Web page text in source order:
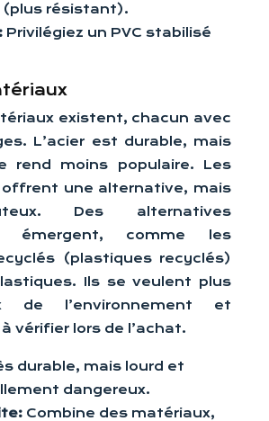
(plus résistant).
Privilégiez un PVC stabilisé
existent, chacun avec
L’acier est durable, mais
rend moins populaire. Les
une alternative, mais
Des alternatives
émergent, comme les
(plastiques recyclés)
Ils se veulent plus
de l’environnement et
vérifier lors de l’achat.
durable, mais lourd et
dangereux.
Combine des matériaux,